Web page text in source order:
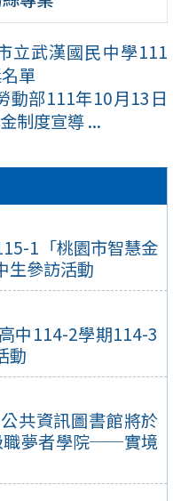
1「桃園市智慧金
生參訪活動
中114-2學期114-3
動
共資訊圖書館將於
職夢者學院──實境
立武漢國民中學111
單
動部111年10月13日
制度宣導 ...